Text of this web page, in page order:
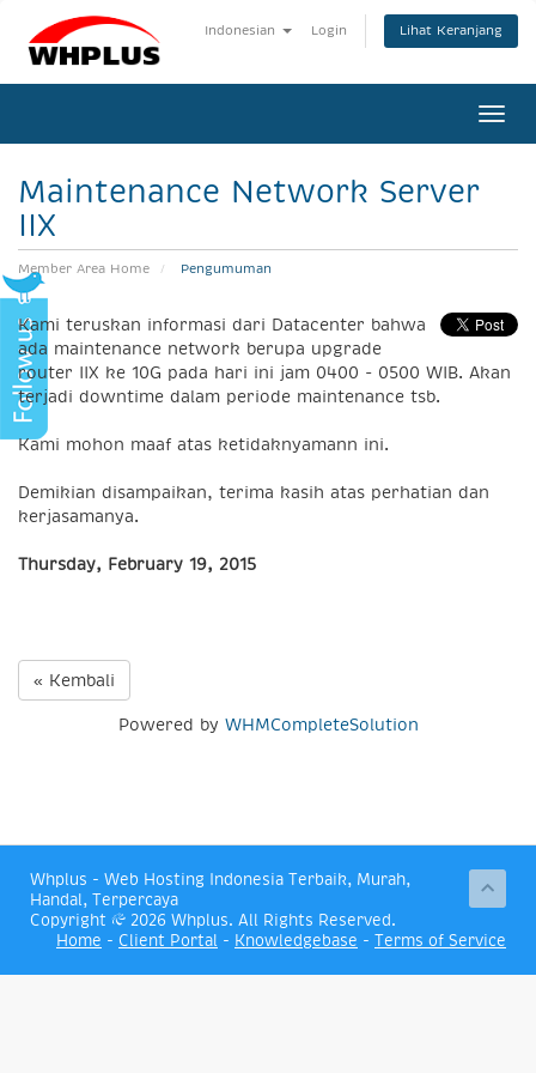
Indonesian Login Lihat Keranjang
Maintenance Network Server
IIX
Member Area Home Pengumuman
Kami teruskan informasi dari Datacenter bahwa
ada maintenance network berupa upgrade
router IIX ke 10G pada hari ini jam 0400 - 0500 WIB. Akan
terjadi downtime dalam periode maintenance tsb.
Kami mohon maaf atas ketidaknyamann ini.
Demikian disampaikan, terima kasih atas perhatian dan
kerjasamanya.
Thursday, February 19, 2015
« Kembali
Powered by WHMCompleteSolution
Whplus - Web Hosting Indonesia Terbaik, Murah,
Handal, Terpercaya
Copyright © 2026 Whplus. All Rights Reserved.
Home - Client Portal - Knowledgebase - Terms of Service